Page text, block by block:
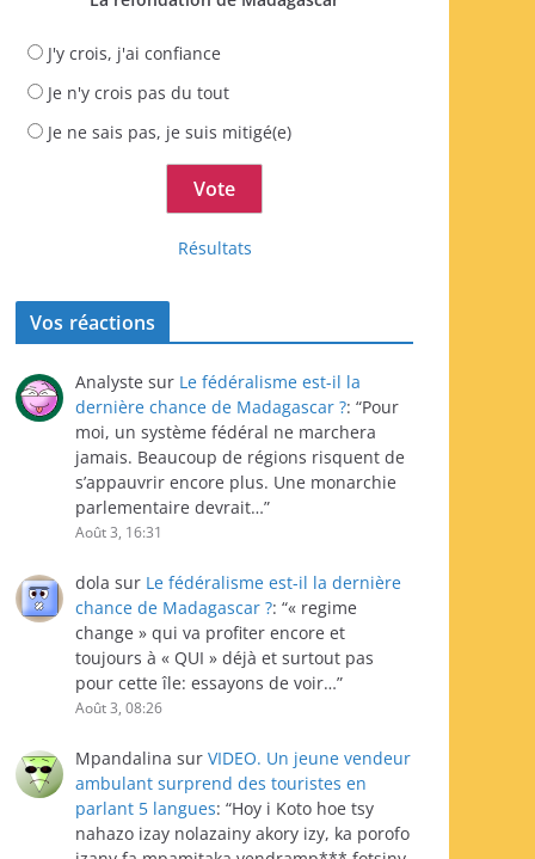
J'y crois, j'ai confiance
Je n'y crois pas du tout
Je ne sais pas, je suis mitigé(e)
Résultats
Vos réactions
Analyste sur Le fédéralisme est-il la
dernière chance de Madagascar ?: “Pour
moi, un système fédéral ne marchera
jamais. Beaucoup de régions risquent de
s’appauvrir encore plus. Une monarchie
parlementaire devrait…”
Août 3, 16:31
dola sur Le fédéralisme est-il la dernière
chance de Madagascar ?: “« regime
change » qui va profiter encore et
toujours à « QUI » déjà et surtout pas
pour cette île: essayons de voir…”
Août 3, 08:26
Mpandalina sur VIDEO. Un jeune vendeur
ambulant surprend des touristes en
parlant 5 langues: “Hoy i Koto hoe tsy
nahazo izay nolazainy akory izy, ka porofo